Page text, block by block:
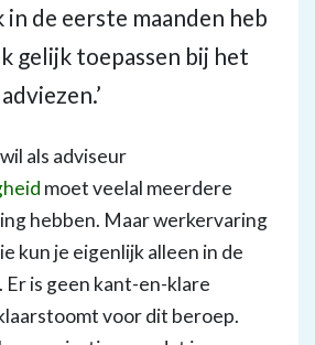
in de eerste maanden heb
gelijk toepassen bij het
als adviseur
moet veelal meerdere
hebben. Maar werkervaring
kun je eigenlijk alleen in de
is geen kant-en-klare
voor dit beroep.